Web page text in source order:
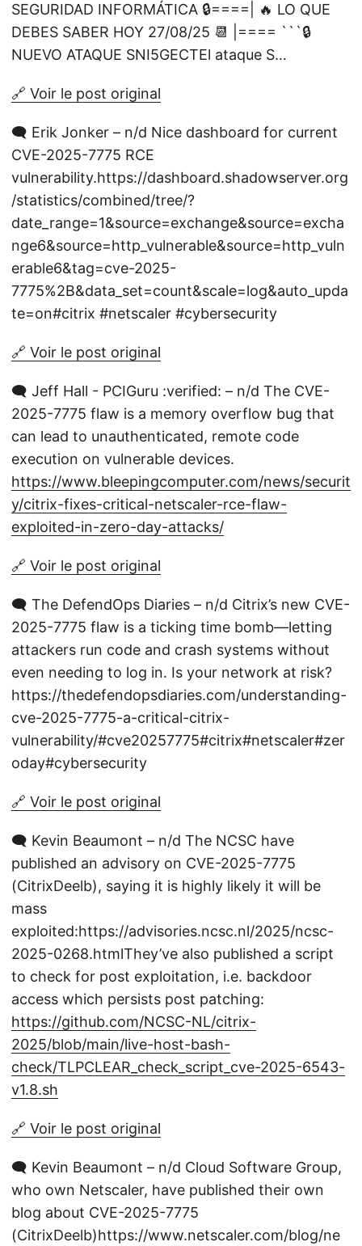
SEGURIDAD INFORMÁTICA 🔒====| 🔥 LO QUE
DEBES SABER HOY 27/08/25 📆 |==== ```🔒
NUEVO ATAQUE SNI5GECTEl ataque S…
🔗 Voir le post original
🗨️ Erik Jonker – n/d Nice dashboard for current
CVE-2025-7775 RCE
vulnerability.https://dashboard.shadowserver.org
/statistics/combined/tree/?
date_range=1&source=exchange&source=excha
nge6&source=http_vulnerable&source=http_vuln
erable6&tag=cve-2025-
7775%2B&data_set=count&scale=log&auto_upda
te=on#citrix #netscaler #cybersecurity
🔗 Voir le post original
🗨️ Jeff Hall - PCIGuru :verified: – n/d The CVE-
2025-7775 flaw is a memory overflow bug that
can lead to unauthenticated, remote code
execution on vulnerable devices.
https://www.bleepingcomputer.com/news/securit
y/citrix-fixes-critical-netscaler-rce-flaw-
exploited-in-zero-day-attacks/
🔗 Voir le post original
🗨️ The DefendOps Diaries – n/d Citrix’s new CVE-
2025-7775 flaw is a ticking time bomb—letting
attackers run code and crash systems without
even needing to log in. Is your network at risk?
https://thedefendopsdiaries.com/understanding-
cve-2025-7775-a-critical-citrix-
vulnerability/#cve20257775#citrix#netscaler#zer
oday#cybersecurity
🔗 Voir le post original
🗨️ Kevin Beaumont – n/d The NCSC have
published an advisory on CVE-2025-7775
(CitrixDeelb), saying it is highly likely it will be
mass
exploited:https://advisories.ncsc.nl/2025/ncsc-
2025-0268.htmlThey’ve also published a script
to check for post exploitation, i.e. backdoor
access which persists post patching:
https://github.com/NCSC-NL/citrix-
2025/blob/main/live-host-bash-
check/TLPCLEAR_check_script_cve-2025-6543-
v1.8.sh
🔗 Voir le post original
🗨️ Kevin Beaumont – n/d Cloud Software Group,
who own Netscaler, have published their own
blog about CVE-2025-7775
(CitrixDeelb)https://www.netscaler.com/blog/ne